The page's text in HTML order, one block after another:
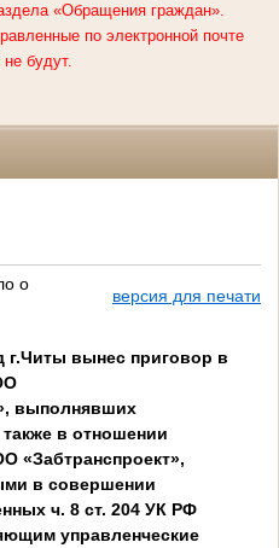
«Обращения граждан».
по электронной почте
будут.
о
версия для печати
вынес приговор в
выполнявших
в отношении
«Забтранспроект»,
в совершении
ч. 8 ст. 204 УК РФ
управленческие